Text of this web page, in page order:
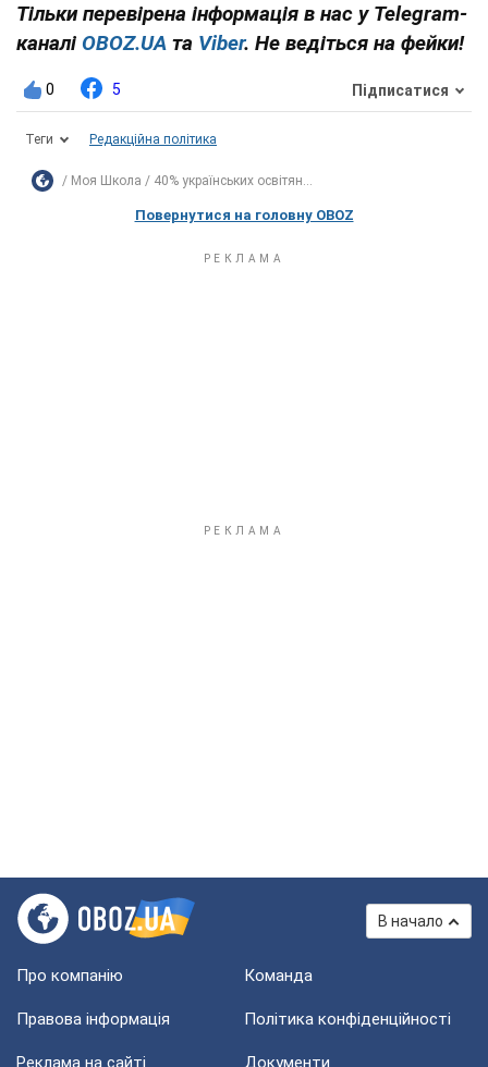
Тільки перевірена інформація в нас у Telegram-
каналі OBOZ.UA та Viber. Не ведіться на фейки!
0 5 Підписатися
Теги Редакційна політика
Моя Школа 40% українських освітян...
Повернутися на головну OBOZ
В начало
Про компанію Команда
Правова інформація Політика конфіденційності